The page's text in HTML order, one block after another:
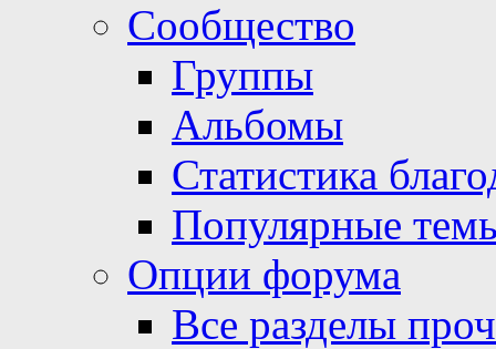
Сообщество
Группы
Альбомы
Статистика
Популярные
Опции форума
Все разделы